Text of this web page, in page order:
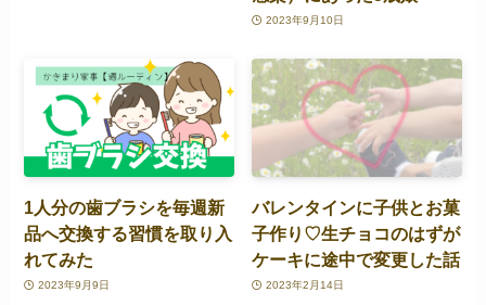
2023年9月10日
1人分の歯ブラシを毎週新
品へ交換する習慣を取り入
れてみた
2023年9月9日
バレンタインに子供とお菓
子作り♡生チョコのはずが
ケーキに途中で変更した話
2023年2月14日